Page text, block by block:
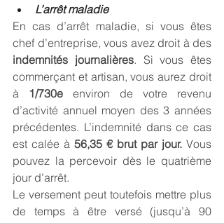
L’arrêt maladie
En cas d’arrêt maladie, si vous êtes
indemnités journalières. Si vous êtes
commerçant et artisan, vous aurez droit
à 1/730e environ de votre revenu
d’activité annuel moyen des 3 années
précédentes. L’indemnité dans ce cas
est calée à 56,35 € brut par jour. Vous
pouvez la percevoir dès le quatrième
jour d’arrêt.
Le versement peut toutefois mettre plus
de temps à être versé (jusqu’à 90